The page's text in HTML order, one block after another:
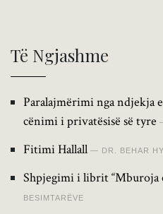
Të Ngjashme
Paralajmërimi nga ndjekja
cënimi i privatësisë së tyre
Fitimi Hallall DR. BEHAR
Shpjegimi i librit “Mburoja
BESIMTARËVE